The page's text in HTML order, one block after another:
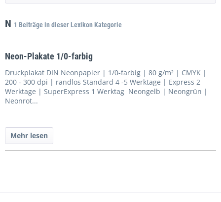
N 1 Beiträge in dieser Lexikon Kategorie
Neon-Plakate 1/0-farbig
Druckplakat DIN Neonpapier | 1/0-farbig | 80 g/m² | CMYK |
200 - 300 dpi | randlos Standard 4 -5 Werktage | Express 2
Werktage | SuperExpress 1 Werktag Neongelb | Neongrün |
Neonrot...
Mehr lesen